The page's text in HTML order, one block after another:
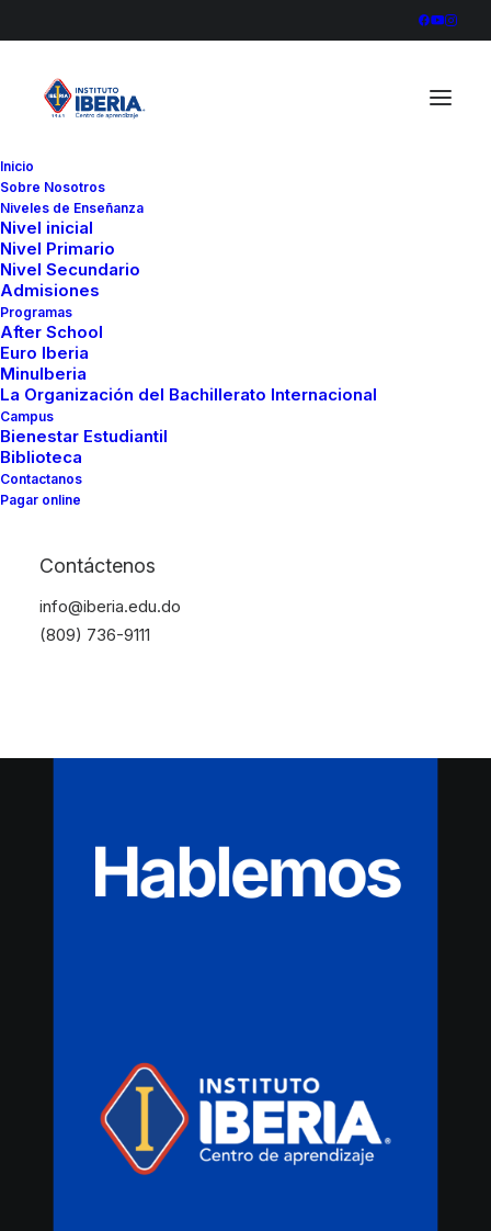
Inicio
Sobre Nosotros
Niveles de Enseñanza
Nivel inicial
Nivel Primario
Nivel Secundario
Admisiones
Programas
After School
Euro Iberia
MinuIberia
La Organización del Bachillerato Internacional
Campus
Bienestar Estudiantil
Biblioteca
Contactanos
Pagar online
Contáctenos
info@iberia.edu.do
(809) 736-9111
Hablemos